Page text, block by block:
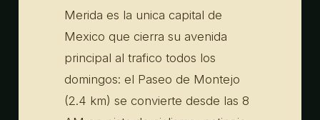
Merida es la unica capital de
Mexico que cierra su avenida
principal al trafico todos los
domingos: el Paseo de Montejo
(2.4 km) se convierte desde las 8